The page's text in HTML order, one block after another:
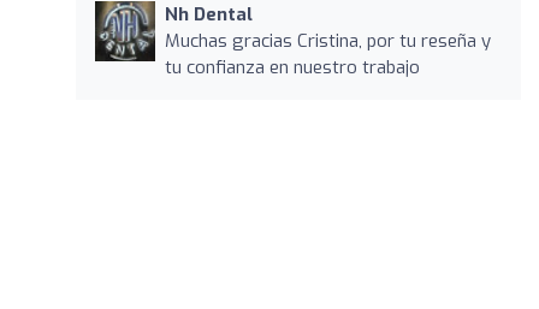
Nh Dental
Muchas gracias Cristina, por tu reseña y
tu confianza en nuestro trabajo